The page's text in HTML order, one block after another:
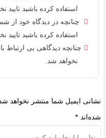
استفاده کرده باشید تایید
چنانچه در دیدگاه خود از
استفاده کرده باشید تایید
چنانچه دیدگاهی بی
نخواهد شد.
نشانی ایمیل شما منتشر نخواهد شد.
شده‌اند *